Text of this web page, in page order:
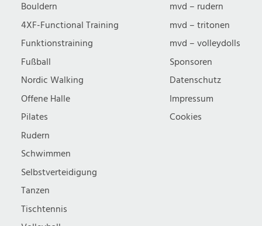
Bouldern
4XF-Functional Training
Funktionstraining
Fußball
Nordic Walking
Offene Halle
Pilates
Rudern
Schwimmen
Selbstverteidigung
Tanzen
Tischtennis
mvd – rudern
mvd – tritonen
mvd – volleydolls
Sponsoren
Datenschutz
Impressum
Cookies